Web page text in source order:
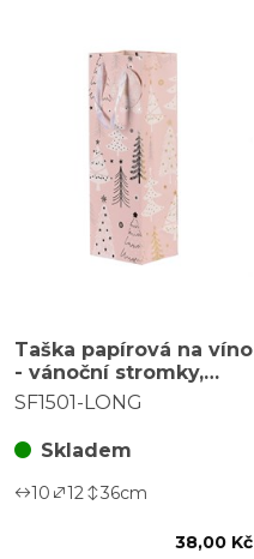
Taška papírová na víno
- vánoční stromky,
růžová
SF1501-LONG
Skladem
10 12 36cm
38,00 Kč